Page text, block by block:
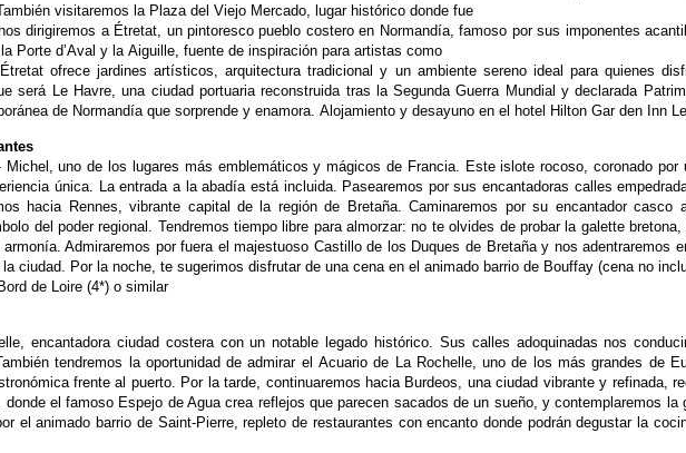
visitaremos la Plaza del Viejo Mercado, lugar histórico donde fue
dirigiremos a Étretat, un pintoresco pueblo costero en Normandía, famoso por sus imponentes
Porte d’Aval y la Aiguille, fuente de inspiración para artistas como
Étretat ofrece jardines artísticos, arquitectura tradicionaly un ambiente sereno ideal para quienes
será Le Havre, una ciudad portuaria reconstruida tras la Segunda Guerra Mundial y declarada
de Normandía que sorprende y enamora. Alojamiento y desayuno en el hotel Hilton Gar den Inn Le
Michel, uno de los lugares más emblemáticos ymágicos de Francia. Este islote rocoso, coronado por
única. La entrada a la abadía está incluida. Pasearemos por susencantadoras calles
hacia Rennes, vibrante capital de la regiónde Bretaña. Caminaremos por su encantadorcasco
del poder regional. Tendremos tiempo libre para almorzar: no teolvides de probar la galette
armonía. Admiraremos por fuera el majestuoso Castillo de los Duques de Bretaña y nosadentraremos
ciudad. Por la noche, te sugerimos disfrutar de una cena en el animado barrio de Bouffay (cena no
de Loire (4*) o similar
encantadora ciudad costera con unnotable legado histórico. Sus calles adoquinadasnos
tendremos la oportunidad de admirar elAcuario de La Rochelle, uno de los más grandes de
frente al puerto. Por la tarde, continuaremos hacia Burdeos, una ciudad vibrante y refinada,
el famoso Espejo de Agua crea reflejos que parecen sacados de un sueño, y contemplaremos la
el animado barrio de Saint-Pierre,repleto de restaurantes con encanto donde podrándegustar la